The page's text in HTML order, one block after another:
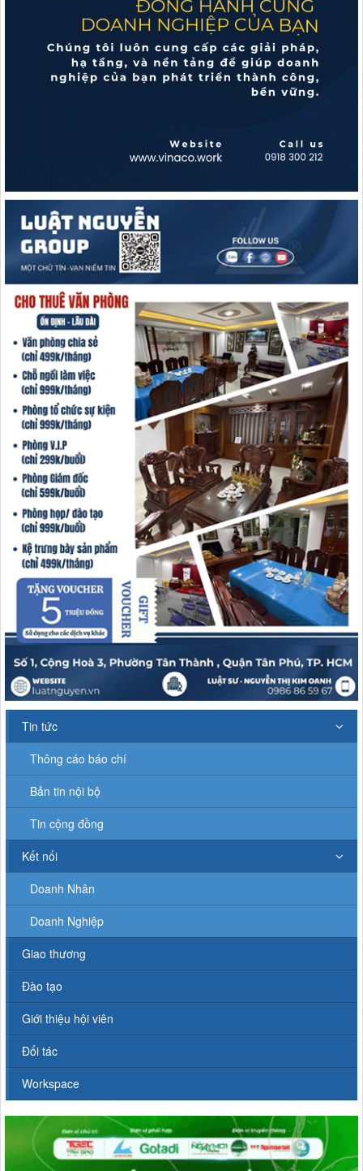
Tin tức
Thông cáo báo chí
Bản tin nội bộ
Tin cộng đồng
Kết nối
Doanh Nhân
Doanh Nghiệp
Giao thương
Đào tạo
Giới thiệu hội viên
Đối tác
Workspace